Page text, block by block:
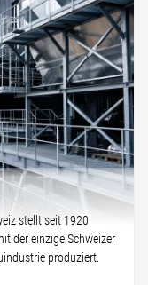
stellt seit 1920
der einzige Schweizer
produziert.